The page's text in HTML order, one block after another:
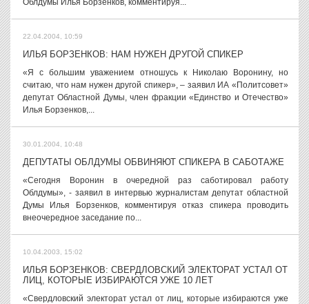
Облдумы Илья Борзенков, комментируя...
22.04.2004, 10:59
ИЛЬЯ БОРЗЕНКОВ: НАМ НУЖЕН ДРУГОЙ СПИКЕР
«Я с большим уважением отношусь к Николаю Воронину, но
считаю, что нам нужен другой спикер», – заявил ИА «Политсовет»
депутат Областной Думы, член фракции «Единство и Отечество»
Илья Борзенков,...
30.01.2004, 10:48
ДЕПУТАТЫ ОБЛДУМЫ ОБВИНЯЮТ СПИКЕРА В САБОТАЖЕ
«Сегодня Воронин в очередной раз саботировал работу
Облдумы», - заявил в интервью журналистам депутат областной
Думы Илья Борзенков, комментируя отказ спикера проводить
внеочередное заседание по...
10.04.2003, 15:02
ИЛЬЯ БОРЗЕНКОВ: СВЕРДЛОВСКИЙ ЭЛЕКТОРАТ УСТАЛ ОТ
ЛИЦ, КОТОРЫЕ ИЗБИРАЮТСЯ УЖЕ 10 ЛЕТ
«Свердловский электорат устал от лиц, которые избираются уже